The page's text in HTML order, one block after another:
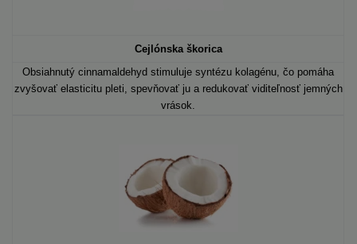
Cejlónska škorica
Obsiahnutý cinnamaldehyd stimuluje syntézu kolagénu, čo pomáha
zvyšovať elasticitu pleti, spevňovať ju a redukovať viditeľnosť jemných
vrások.